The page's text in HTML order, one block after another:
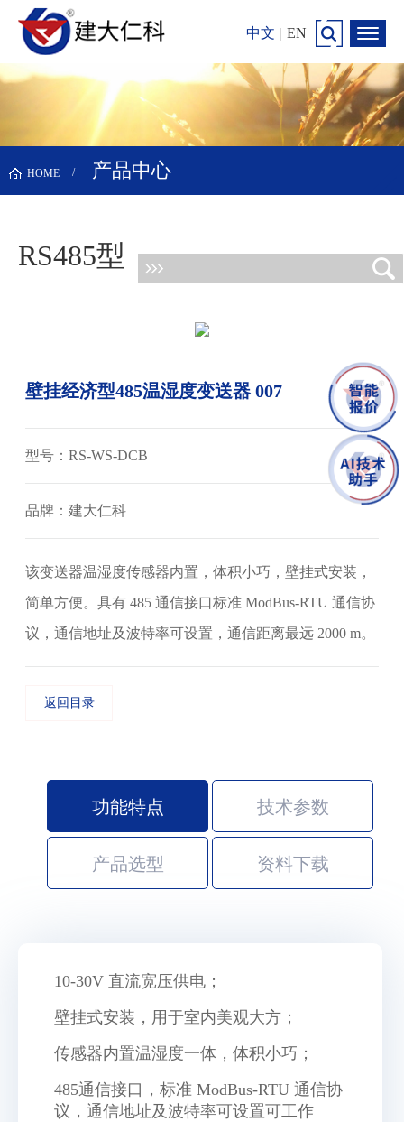
中文 | EN
HOME 产品中心
RS485型
更新时间：2026-08-06
壁挂经济型485温湿度变送器 007
型号：RS-WS-DCB
品牌：建大仁科
该变送器温湿度传感器内置，体积小巧，壁挂式安装，
简单方便。具有 485 通信接口标准 ModBus-RTU 通信协
议，通信地址及波特率可设置，通信距离最远 2000 m。
返回目录
功能特点 技术参数
产品选型 资料下载
10-30V 直流宽压供电 ；
壁挂式安装，用于室内美观大方 ；
传感器内置温湿度一体，体积小巧；
485通信接口，标准 ModBus-RTU 通信协
议，通信地址及波特率可设置可工作